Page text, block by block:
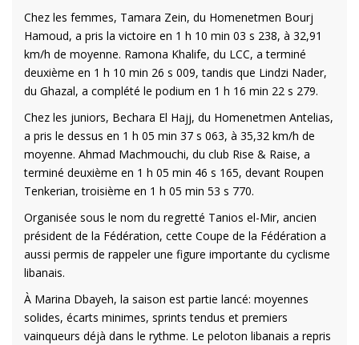
Chez les femmes, Tamara Zein, du Homenetmen Bourj
Hamoud, a pris la victoire en 1 h 10 min 03 s 238, à 32,91
km/h de moyenne. Ramona Khalife, du LCC, a terminé
deuxième en 1 h 10 min 26 s 009, tandis que Lindzi Nader,
du Ghazal, a complété le podium en 1 h 16 min 22 s 279.
Chez les juniors, Bechara El Hajj, du Homenetmen Antelias,
a pris le dessus en 1 h 05 min 37 s 063, à 35,32 km/h de
moyenne. Ahmad Machmouchi, du club Rise & Raise, a
terminé deuxième en 1 h 05 min 46 s 165, devant Roupen
Tenkerian, troisième en 1 h 05 min 53 s 770.
Organisée sous le nom du regretté Tanios el-Mir, ancien
président de la Fédération, cette Coupe de la Fédération a
aussi permis de rappeler une figure importante du cyclisme
libanais.
À Marina Dbayeh, la saison est partie lancé: moyennes
solides, écarts minimes, sprints tendus et premiers
vainqueurs déjà dans le rythme. Le peloton libanais a repris